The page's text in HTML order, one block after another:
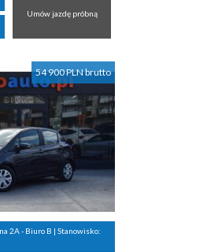
Umów jazdę próbną
54 900 PLN brutto
2A - Biuro B | Stanowisko: